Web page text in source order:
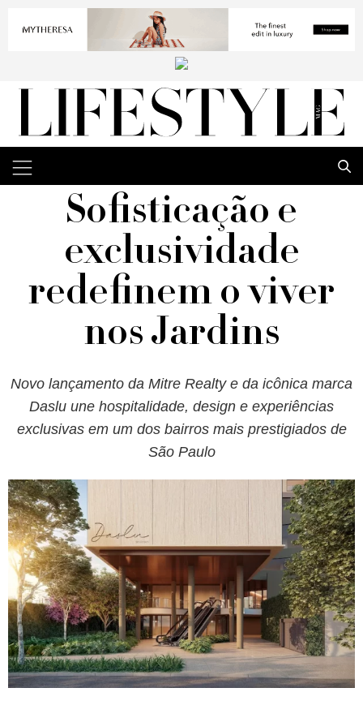
Sofisticação e
exclusividade
redefinem o viver
nos Jardins
Novo lançamento da Mitre Realty e da icônica marca
Daslu une hospitalidade, design e experiências
exclusivas em um dos bairros mais prestigiados de
São Paulo